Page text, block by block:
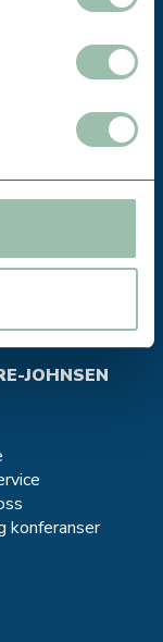
- Vannkvalitet
JOHNSEN
konferanser